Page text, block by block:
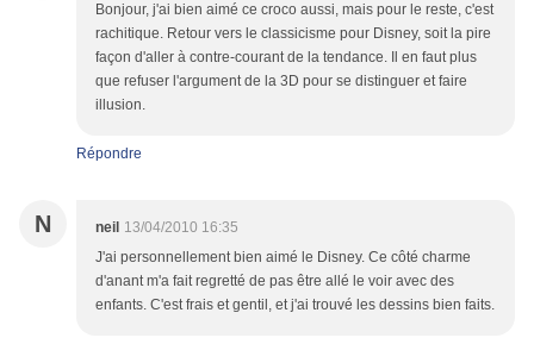
Bonjour, j'ai bien aimé ce croco aussi, mais pour le reste, c'est
rachitique. Retour vers le classicisme pour Disney, soit la pire
façon d'aller à contre-courant de la tendance. Il en faut plus
que refuser l'argument de la 3D pour se distinguer et faire
illusion.
Répondre
N neil 13/04/2010 16:35
J'ai personnellement bien aimé le Disney. Ce côté charme
d'anant m'a fait regretté de pas être allé le voir avec des
enfants. C'est frais et gentil, et j'ai trouvé les dessins bien faits.